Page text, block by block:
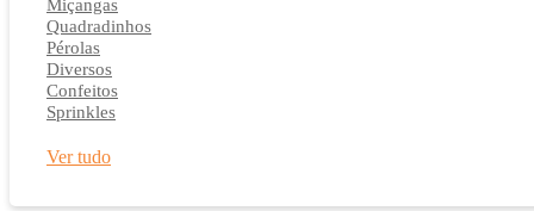
Miçangas
Quadradinhos
Pérolas
Diversos
Confeitos
Sprinkles
Ver tudo